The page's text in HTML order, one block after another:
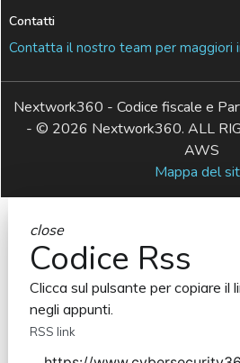
Contatti
Contatta il nostro team per maggiori
Nextwork360 - Codice fiscale e
- © 2026 Nextwork360. ALL
AWS
Mappa del
close
Codice Rss
Clicca sul pulsante per copiare il
negli appunti.
RSS link